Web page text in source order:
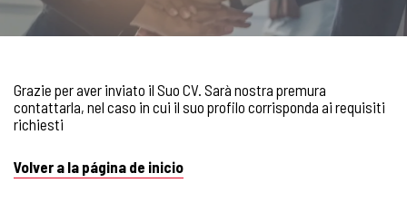
Grazie per aver inviato il Suo CV. Sarà nostra premura
contattarla, nel caso in cui il suo profilo corrisponda ai requisiti
richiesti
Volver a la página de inicio